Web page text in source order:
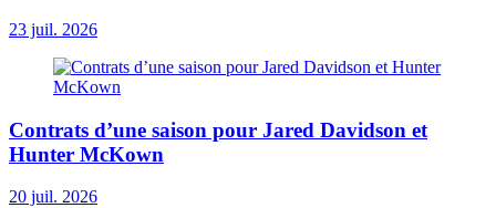
23 juil. 2026
Contrats d’une saison pour Jared Davidson et
Hunter McKown
20 juil. 2026